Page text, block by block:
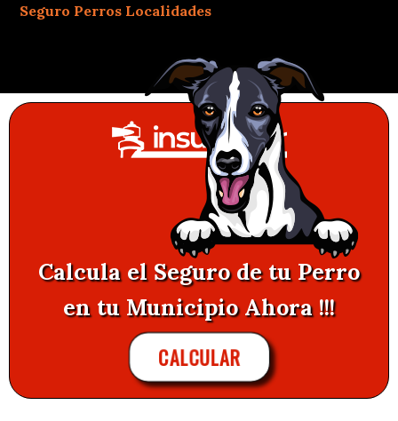
Seguro Perros Localidades
Calcula el Seguro de tu Perro
en tu Municipio Ahora !!!
CALCULAR